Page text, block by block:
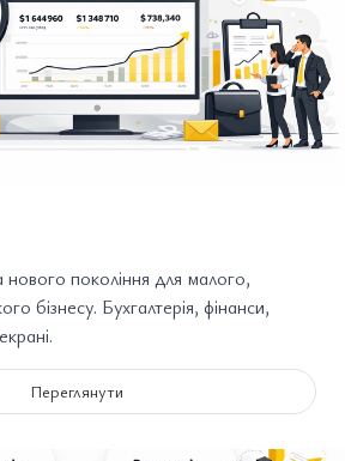
покоління для малого,
бізнесу. Бухгалтерія, фінанси,
Переглянути